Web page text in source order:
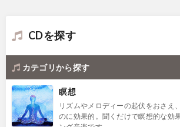
CDを探す
カテゴリから探す
瞑想
リズムやメロディーの起伏をおさえ
のに効果的。聞くだけで瞑想的な効